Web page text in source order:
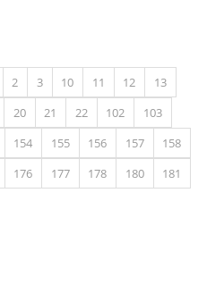
2 3 10 11 12
13
20 21 22 102
103
154 155 156 157
158
176 177 178 180 181